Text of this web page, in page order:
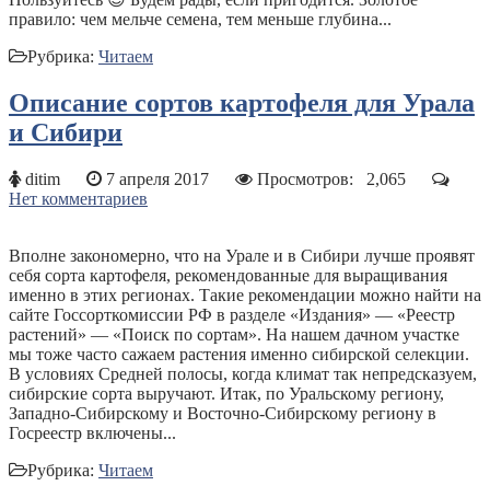
правило: чем мельче семена, тем меньше глубина...
Рубрика: Читаем
Описание сортов картофеля для Урала
и Сибири
ditim 7 апреля 2017 Просмотров: 2,065
Нет комментариев
Вполне закономерно, что на Урале и в Сибири лучше проявят
себя сорта картофеля, рекомендованные для выращивания
именно в этих регионах. Такие рекомендации можно найти на
сайте Госсорткомиссии РФ в разделе «Издания» — «Реестр
растений» — «Поиск по сортам». На нашем дачном участке
мы тоже часто сажаем растения именно сибирской селекции.
В условиях Средней полосы, когда климат так непредсказуем,
сибирские сорта выручают. Итак, по Уральскому региону,
Западно-Сибирскому и Восточно-Сибирскому региону в
Госреестр включены...
Рубрика: Читаем